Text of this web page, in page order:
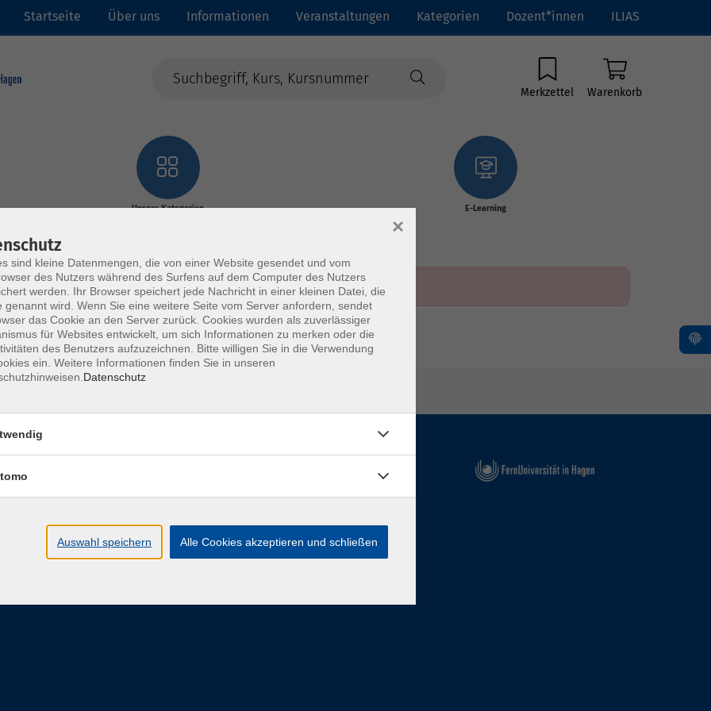
Startseite Über uns Informationen Veranstaltungen Kategorien Dozent*innen ILIAS
Merkzettel Warenkorb
Unsere Kategorien E-Learning
zum jeweiligen
sind kleine Datenmengen, die von einer Website gesendet und vom
des Nutzers während des Surfens auf dem Computer des Nutzers
werden. Ihr Browser speichert jede Nachricht in einer kleinen Datei, die
genannt wird. Wenn Sie eine weitere Seite vom Server anfordern, sendet
das Cookie an den Server zurück. Cookies wurden als zuverlässiger
für Websites entwickelt, um sich Informationen zu merken oder die
des Benutzers aufzuzeichnen. Bitte willigen Sie in die Verwendung
ein. Weitere Informationen finden Sie in unseren
Datenschutz
×
Auswahl speichern Alle Cookies akzeptieren und schließen